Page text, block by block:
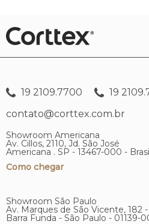
19 2109.7700
19
contato@corttex.com.br
Showroom Americana
Av. Cillos, 2110, Jd. São José
Americana . SP - 13467-000 -
Como chegar
Showroom São Paulo
Av. Marques de São Vicente, 182 -
Barra Funda - São Paulo - 01139-